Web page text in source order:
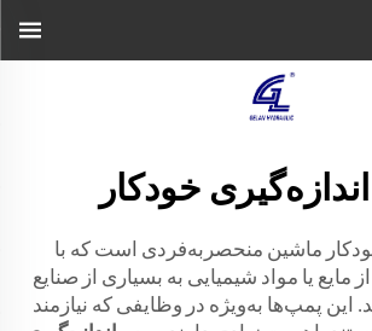
خودکار
ماشین منحصربه‌فردی است که با
مایع یا مواد شیمیایی به بسیاری از صنایع
پمپ‌ها به‌ویژه در وظایفی که نیازمند